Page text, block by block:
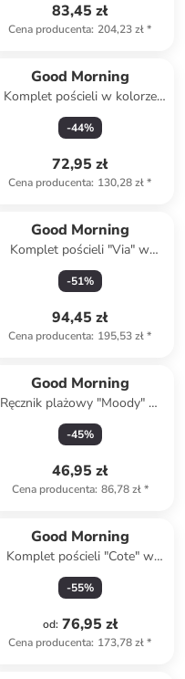
83,45 zł
Cena producenta: 204,23 zł*
Good Morning
Komplet pościeli w kolorze
błękitnym
-44%
72,95 zł
Cena producenta: 130,28 zł*
Good Morning
Komplet pościeli "Via" w
kolorze biało-miętowym
-51%
94,45 zł
Cena producenta: 195,53 zł*
Good Morning
Ręcznik plażowy "Moody" w
kolorze błękitnym ze wzorem
-45%
46,95 zł
Cena producenta: 86,78 zł*
Good Morning
Komplet pościeli "Cote" w
kolorze beżowym
-55%
od: 76,95 zł
Cena producenta: 173,78 zł*